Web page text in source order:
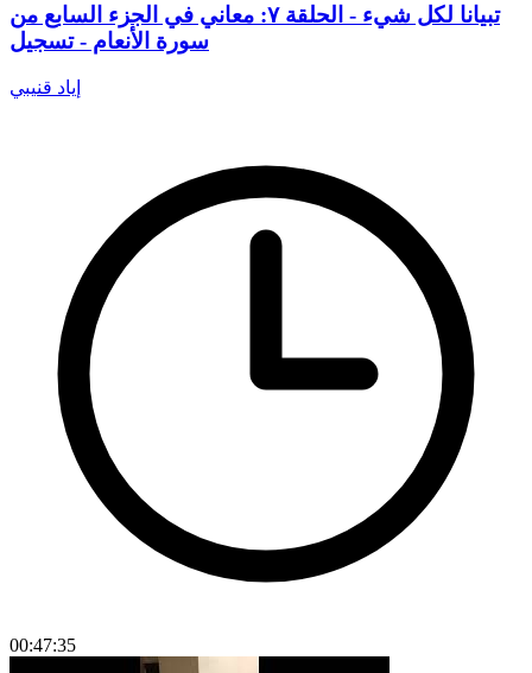
تبيانا لكل شيء - الحلقة ٧: معاني في الجزء السابع من
سورة الأنعام - تسجيل
إياد قنيبي
00:47:35